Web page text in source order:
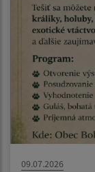
09.07.2026